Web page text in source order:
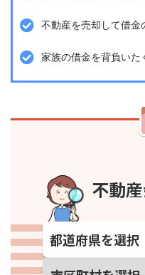
不動産を売却して借金
家族の借金を背負いた